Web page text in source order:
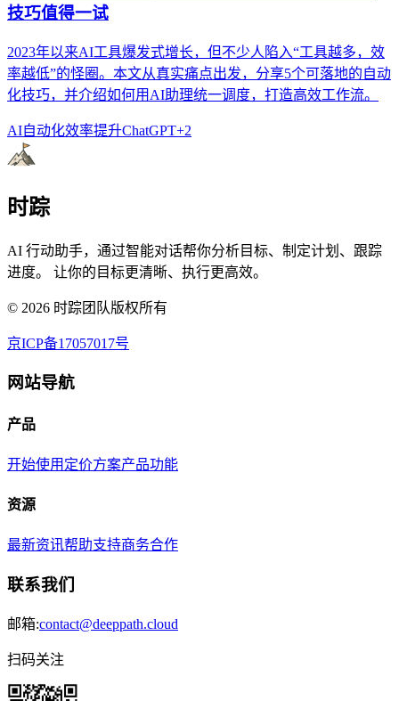
技巧值得一试
2023年以来AI工具爆发式增长，但不少人陷入“工具越多，效
率越低”的怪圈。本文从真实痛点出发，分享5个可落地的自动
化技巧，并介绍如何用AI助理统一调度，打造高效工作流。
AI自动化效率提升ChatGPT+2
时踪
AI 行动助手，通过智能对话帮你分析目标、制定计划、跟踪
进度。 让你的目标更清晰、执行更高效。
© 2026 时踪团队版权所有
京ICP备17057017号
网站导航
产品
开始使用 定价方案产品功能
资源
最新资讯帮助支持商务合作
联系我们
邮箱:contact@deeppath.cloud
扫码关注